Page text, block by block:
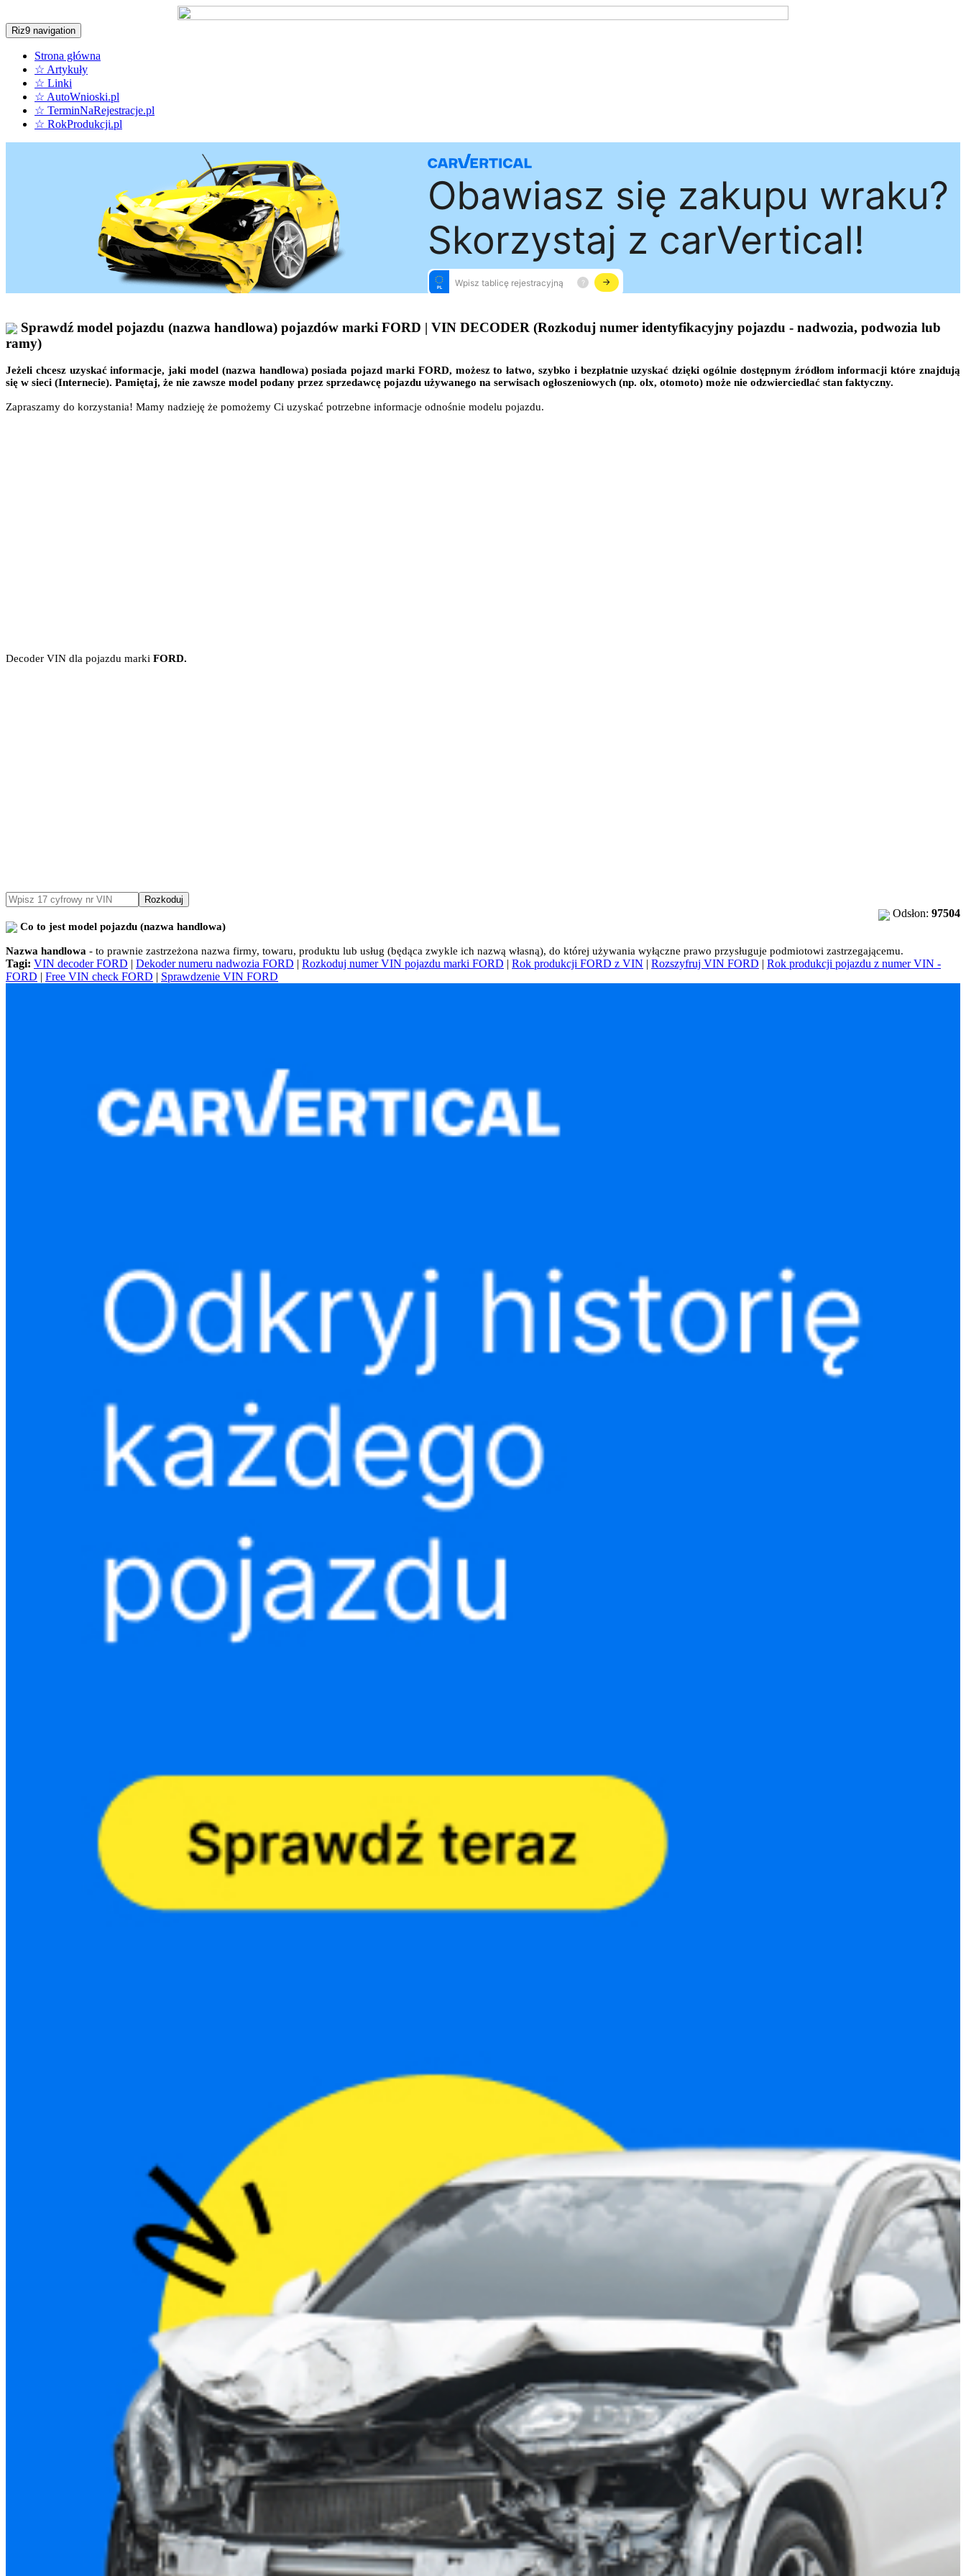
Riz9 navigation
Strona główna
☆ Artykuły
☆ Linki
☆ AutoWnioski.pl
☆ TerminNaRejestracje.pl
☆ RokProdukcji.pl
Sprawdź model pojazdu (nazwa handlowa) pojazdów marki FORD | VIN DECODER (Rozkoduj numer identyfikacyjny pojazdu - nadwozia, podwozia lub
ramy)
Jeżeli chcesz uzyskać informacje, jaki model (nazwa handlowa) posiada pojazd marki FORD, możesz to łatwo, szybko i bezpłatnie uzyskać dzięki ogólnie dostępnym źródłom informacji które znajdują
się w sieci (Internecie). Pamiętaj, że nie zawsze model podany przez sprzedawcę pojazdu używanego na serwisach ogłoszeniowych (np. olx, otomoto) może nie odzwierciedlać stan faktyczny.
Zapraszamy do korzystania! Mamy nadzieję że pomożemy Ci uzyskać potrzebne informacje odnośnie modelu pojazdu.
Decoder VIN dla pojazdu marki FORD.
Rozkoduj
Odsłon: 97504
Co to jest model pojazdu (nazwa handlowa)
Nazwa handlowa - to prawnie zastrzeżona nazwa firmy, towaru, produktu lub usług (będąca zwykle ich nazwą własną), do której używania wyłączne prawo przysługuje podmiotowi zastrzegającemu.
Tagi: VIN decoder FORD | Dekoder numeru nadwozia FORD | Rozkoduj numer VIN pojazdu marki FORD | Rok produkcji FORD z VIN | Rozszyfruj VIN FORD | Rok produkcji pojazdu z numer VIN -
FORD | Free VIN check FORD | Sprawdzenie VIN FORD